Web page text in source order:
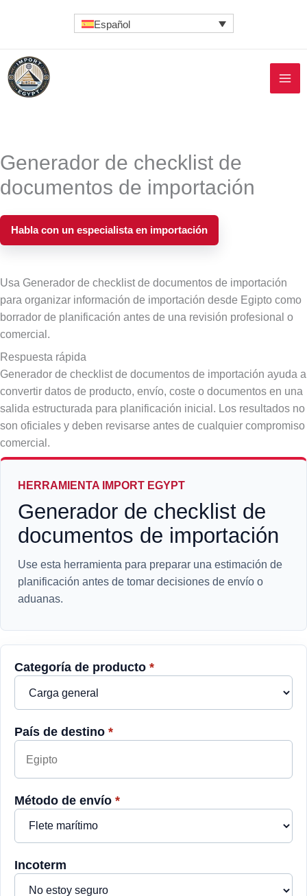
Español
Generador de checklist de
documentos de importación
Habla con un especialista en importación
Usa Generador de checklist de documentos de importación
para organizar información de importación desde Egipto como
borrador de planificación antes de una revisión profesional o
comercial.
Respuesta rápida
Generador de checklist de documentos de importación ayuda a
convertir datos de producto, envío, coste o documentos en una
salida estructurada para planificación inicial. Los resultados no
son oficiales y deben revisarse antes de cualquier compromiso
comercial.
HERRAMIENTA IMPORT EGYPT
Generador de checklist de
documentos de importación
Use esta herramienta para preparar una estimación de
planificación antes de tomar decisiones de envío o
aduanas.
Categoría de producto *
País de destino *
Método de envío *
Incoterm